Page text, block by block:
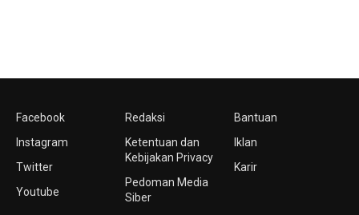
Facebook
Instagram
Twitter
Youtube
Redaksi
Ketentuan dan
Kebijakan Privacy
Pedoman Media
Siber
Bantuan
Iklan
Karir